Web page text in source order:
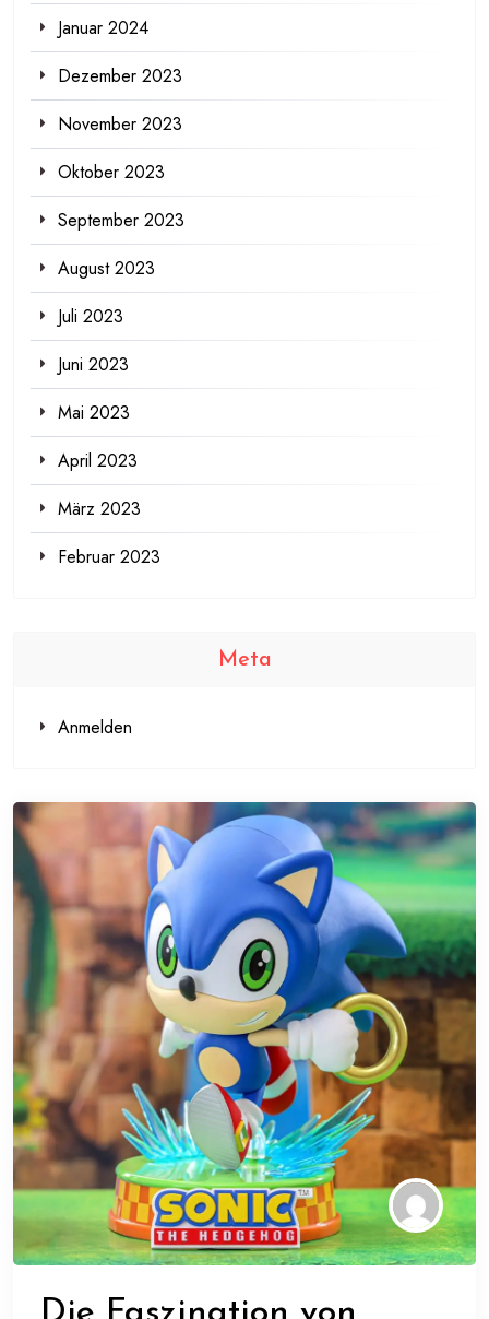
Januar 2024
Dezember 2023
November 2023
Oktober 2023
September 2023
August 2023
Juli 2023
Juni 2023
Mai 2023
April 2023
März 2023
Februar 2023
Meta
Anmelden